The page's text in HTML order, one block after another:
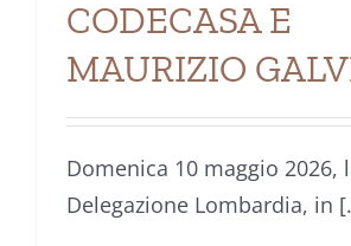
CODECASA E
MAURIZIO
Domenica 10 maggio 2026,
Delegazione Lombardia, in